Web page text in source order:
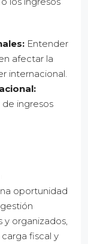
Entender
afectar la
internacional.
ingresos
oportunidad
y organizados,
fiscal y